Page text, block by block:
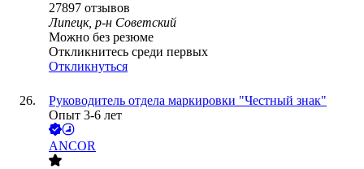
27897 отзывов
Липецк, р-н Советский
Можно без резюме
Откликнитесь среди первых
Откликнуться
Руководитель отдела маркировки "Честный знак"
Опыт 3-6 лет
ANCOR